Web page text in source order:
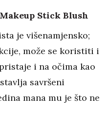
Stick Blush
je višenamjensko;
može se koristiti i
i na očima kao
savršeni
mana mu je što ne